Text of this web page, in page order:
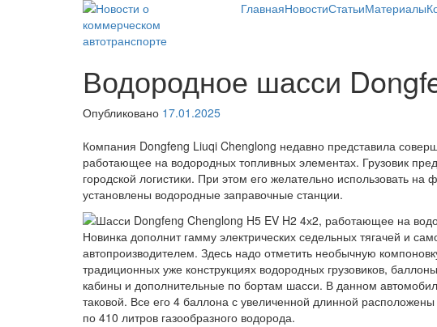
автотранспорте
автотранспорте: грузовых
автомобилях и
спецтехнике
ГлавнаяНовостиСтатьиМатериалы
Водородное шасси
Опубликовано 17.01.2025
Компания Dongfeng Liuqi Chenglong недавно представила
работающее на водородных топливных элементах. Грузовик
городской логистики. При этом его желательно использовать
установлены водородные заправочные станции.
Новинка дополнит гамму электрических седельных тягачей и
автопроизводителем. Здесь надо отметить необычную
традиционных уже конструкциях водородных грузовиков,
кабины и дополнительные по бортам шасси. В данном
таковой. Все его 4 баллона с увеличенной длинной
по 410 литров газообразного водорода.